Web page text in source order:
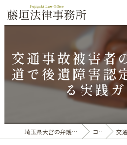
交通事故被害者
道で後遺障害認
る実践
埼玉県大宮の弁護士なら藤垣法律事務所 コラム 交通事